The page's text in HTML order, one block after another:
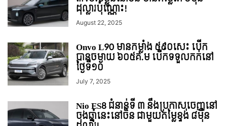
ដុល្លារប៉ុណ្ណោះ!
August 22, 2025
Onvo L90 មានកម្លាំង ៥៩០សេះ បើក
បានចម្ងាយ ៦០៥គ.ម បើកទទួលកក់នៅ
ថ្ងៃទី១០
July 7, 2025
Nio ES8 ជំនាន់ទី ៣ នឹងប្រកាសចេញនៅ
ចុងឆ្នាំនេះនៅចិន ជាមួយតម្លៃខ្ទង់ ៨មុឺន